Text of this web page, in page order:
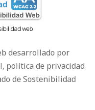
web
desarrollado por
política de privacidad
de Sostenibilidad